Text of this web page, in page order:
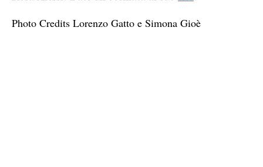
Photo Credits Lorenzo Gatto e Simona Gioè